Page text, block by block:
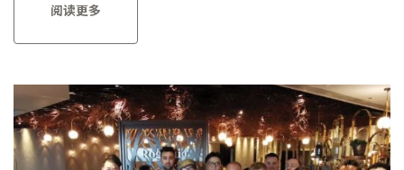
阅读更多